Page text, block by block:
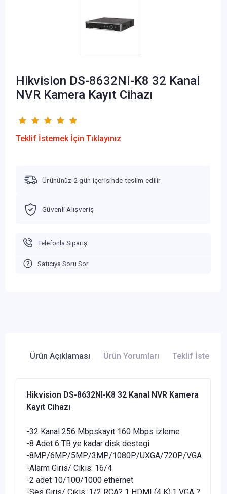
Hikvision DS-8632NI-K8 32 Kanal
NVR Kamera Kayıt Cihazı
Teklif İstemek İçin Tıklayınız
Ürününüz 2 gün içerisinde teslim edilir
Güvenli Alışveriş
Telefonla Sipariş
Satıcıya Soru Sor
Ürün Açıklaması Ürün Yorumları Teklif İste
Hikvision DS-8632NI-K8 32 Kanal NVR Kamera
Kayıt Cihazı
-32 Kanal 256 Mbpskayıt 160 Mbps izleme
-8 Adet 6 TB ye kadar disk destegi
-8MP/6MP/5MP/3MP/1080P/UXGA/720P/VGA
-Alarm Giris/ Cıkıs: 16/4
-2 adet 10/100/1000 ethernet
-Ses Giris/ Cıkıs: 1/2 RCA? 1 HDMI (4 K),1 VGA ?